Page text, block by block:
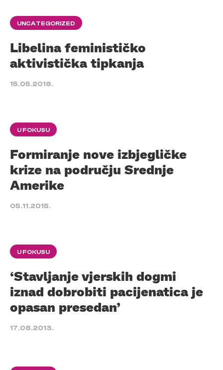
UNCATEGORIZED
Libelina feminističko
aktivistička tipkanja
15.05.2016.
U FOKUSU
Formiranje nove izbjegličke
krize na području Srednje
Amerike
05.11.2015.
U FOKUSU
‘Stavljanje vjerskih dogmi
iznad dobrobiti pacijenatica je
opasan presedan’
17.08.2013.